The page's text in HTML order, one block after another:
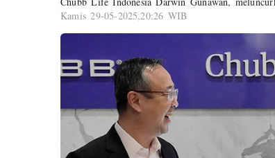
Kamis 29-05-2025,20:26 WIB